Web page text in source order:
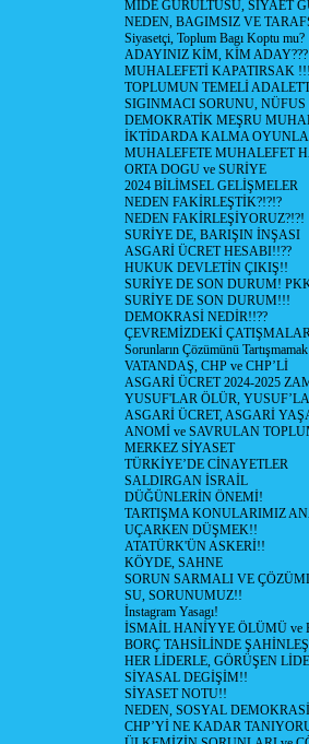
MİDE GÜRÜLTÜSÜ, SİYAET
NEDEN, BAGIMSIZ VE
Siyasetçi, Toplum Bagı Koptu mu?
ADAYINIZ KİM, KİM ADAY???
MUHALEFETİ KAPATIRSAK
TOPLUMUN TEMELİ
SIGINMACI SORUNU,
DEMOKRATİK MEŞRU
İKTİDARDA KALMA
MUHALEFETE MUHALEFET
ORTA DOGU ve SURİYE
2024 BİLİMSEL GELİŞMELER
NEDEN FAKİRLEŞTİK?!?!?
NEDEN FAKİRLEŞİYORUZ?!?!
SURİYE DE, BARIŞIN İNŞASI
ASGARİ ÜCRET HESABI!!??
HUKUK DEVLETİN ÇIKIŞ!!
SURİYE DE SON DURUM!
SURİYE DE SON DURUM!!!
DEMOKRASİ NEDİR!!??
ÇEVREMİZDEKİ
Sorunların Çözümünü
VATANDAŞ, CHP ve CHP’Lİ
ASGARİ ÜCRET 2024-2025
YUSUF'LAR ÖLÜR,
ASGARİ ÜCRET, ASGARİ
ANOMİ ve SAVRULAN
MERKEZ SİYASET
TÜRKİYE’DE CİNAYETLER
SALDIRGAN İSRAİL
DÜĞÜNLERİN ÖNEMİ!
TARTIŞMA KONULARIMIZ
UÇARKEN DÜŞMEK!!
ATATÜRK'ÜN ASKERİ!!
KÖYDE, SAHNE
SORUN SARMALI VE
SU, SORUNUMUZ!!
İnstagram Yasagı!
İSMAİL HANİYYE ÖLÜMÜ ve
BORÇ TAHSİLİNDE
HER LİDERLE, GÖRÜŞEN
SİYASAL DEGİŞİM!!
SİYASET NOTU!!
NEDEN, SOSYAL
CHP’Yİ NE KADAR